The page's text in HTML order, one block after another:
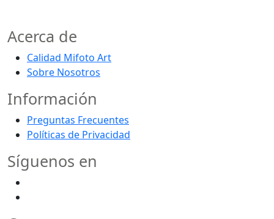
Acerca de
Calidad Mifoto Art
Sobre Nosotros
Información
Preguntas Frecuentes
Políticas de Privacidad
Síguenos en